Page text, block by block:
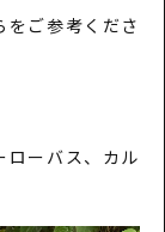
をご参考くださ
ローバス、カル